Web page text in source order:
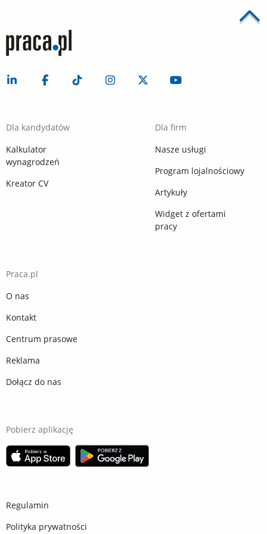
Dla kandydatów
Kalkulator
wynagrodzeń
Kreator CV
Dla firm
Nasze usługi
Program lojalnościowy
Artykuły
Widget z ofertami
pracy
Praca.pl
O nas
Kontakt
Centrum prasowe
Reklama
Dołącz do nas
Pobierz aplikację
Regulamin
Polityka prywatności